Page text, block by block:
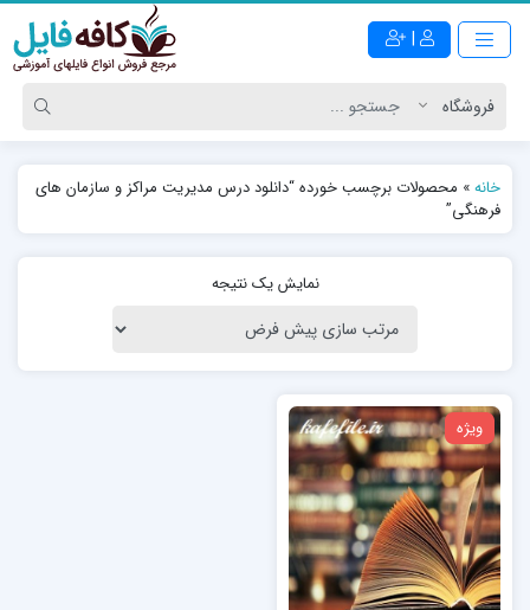
|
خانه» محصولات برچسب خورده “دانلود درس مدیریت مراکز و سازمان های
فرهنگی”
نمایش یک نتیجه
ویژه